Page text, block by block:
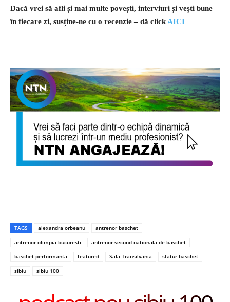
Dacă vrei să afli și mai multe povești, interviuri și vești bune
în fiecare zi, susține-ne cu o recenzie – dă click AICI
TAGS alexandra orbeanu
antrenor baschet
antrenor olimpia bucuresti
antrenor secund nationala de baschet
baschet performanta
featured Sala Transilvania
sfatur baschet
sibiu
sibiu 100